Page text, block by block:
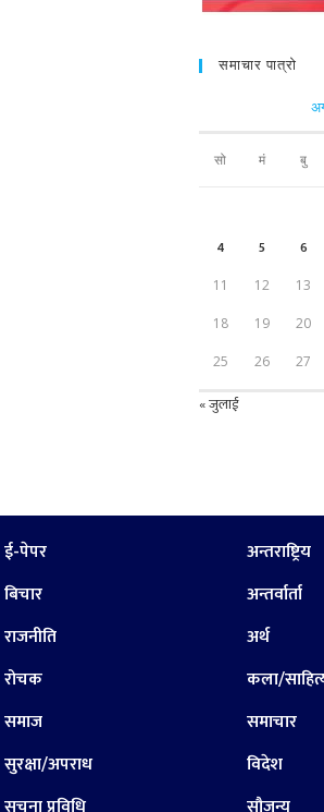
समाचार पात्रो
सो मं बु
4
5 6
11 12 13
18 19 20
25 26 27
« जुलाई
ई-पेपर
बिचार
राजनीति
रोचक
समाज
सुरक्षा/अपराध
अन्तराष्ट्रिय
अन्तर्वार्ता
अर्थ
कला/
समाचार
विदेश